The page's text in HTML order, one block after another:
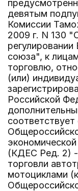
девятым
Комиссии
2009 г. N 130
регулировании
союза", к
торговлю,
(или)
Российской
(КДЕС Ред. 2) -
торговли
мотоциклами